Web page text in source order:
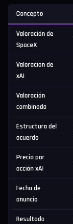
Concepto
Valoración de
SpaceX
Valoración de
xAI
Valoración
combinada
Estructura del
acuerdo
Precio por
acción xAI
Fecha de
anuncio
Resultado